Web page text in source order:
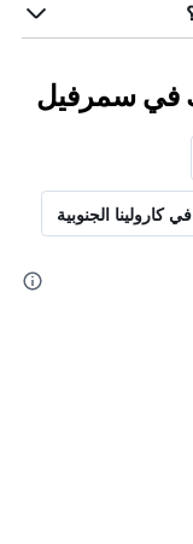
في سمرفيل
كارولينا الجنوبية